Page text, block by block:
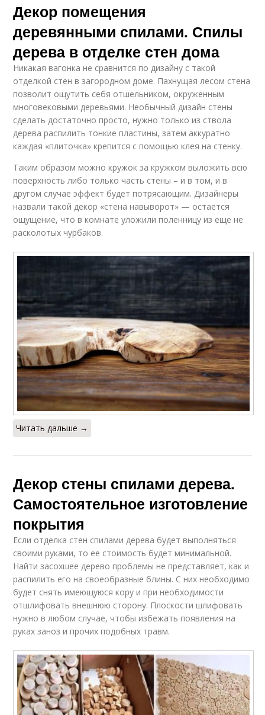
Декор помещения
деревянными спилами. Спилы
дерева в отделке стен дома
Никакая вагонка не сравнится по дизайну с такой
отделкой стен в загородном доме. Пахнущая лесом стена
позволит ощутить себя отшельником, окруженным
многовековыми деревьями. Необычный дизайн стены
сделать достаточно просто, нужно только из ствола
дерева распилить тонкие пластины, затем аккуратно
каждая «плиточка» крепится с помощью клея на стенку.
Таким образом можно кружок за кружком выложить всю
поверхность либо только часть стены – и в том, и в
другом случае эффект будет потрясающим. Дизайнеры
назвали такой декор «стена навыворот» — остается
ощущение, что в комнате уложили поленницу из еще не
расколотых чурбаков.
Читать дальше →
Декор стены спилами дерева.
Самостоятельное изготовление
покрытия
Если отделка стен спилами дерева будет выполняться
своими руками, то ее стоимость будет минимальной.
Найти засохшее дерево проблемы не представляет, как и
распилить его на своеобразные блины. С них необходимо
будет снять имеющуюся кору и при необходимости
отшлифовать внешнюю сторону. Плоскости шлифовать
нужно в любом случае, чтобы избежать появления на
руках заноз и прочих подобных травм.